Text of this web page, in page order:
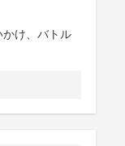
け、バトル